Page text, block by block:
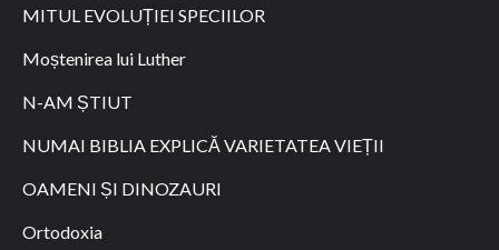
MITUL EVOLUȚIEI SPECIILOR
Moștenirea lui Luther
N-AM ȘTIUT
NUMAI BIBLIA EXPLICĂ VARIETATEA VIEȚII
OAMENI ȘI DINOZAURI
Ortodoxia